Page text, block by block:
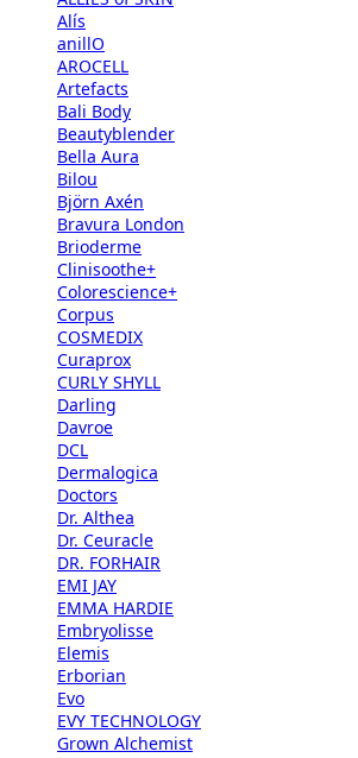
Alís
anillO
AROCELL
Artefacts
Bali Body
Beautyblender
Bella Aura
Bilou
Björn Axén
Bravura London
Brioderme
Clinisoothe+
Colorescience+
Corpus
COSMEDIX
Curaprox
CURLY SHYLL
Darling
Davroe
DCL
Dermalogica
Doctors
Dr. Althea
Dr. Ceuracle
DR. FORHAIR
EMI JAY
EMMA HARDIE
Embryolisse
Elemis
Erborian
Evo
EVY TECHNOLOGY
Grown Alchemist